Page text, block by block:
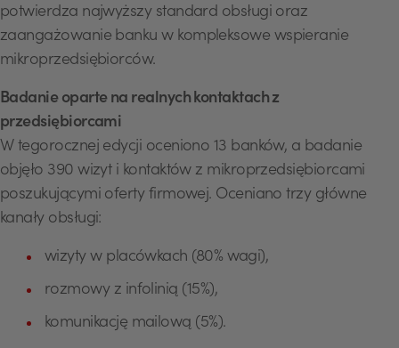
potwierdza najwyższy standard obsługi oraz
zaangażowanie banku w kompleksowe wspieranie
mikroprzedsiębiorców.
Badanie oparte na realnych kontaktach z
przedsiębiorcami
W tegorocznej edycji oceniono 13 banków, a badanie
objęło 390 wizyt i kontaktów z mikroprzedsiębiorcami
poszukującymi oferty firmowej. Oceniano trzy główne
kanały obsługi:
wizyty w placówkach (80% wagi),
rozmowy z infolinią (15%),
komunikację mailową (5%).